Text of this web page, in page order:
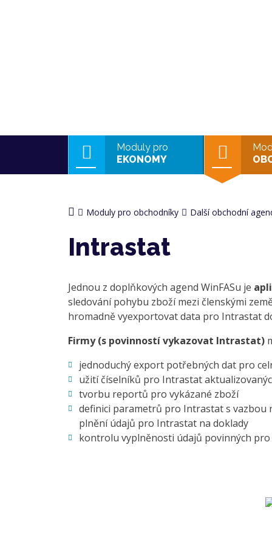
Moduly pro
EKONOMY
Moduly pro obchodníky Další obchodní
Intrastat
Jednou z doplňkových agend WinFASu je
sledování pohybu zboží mezi členskými
hromadně vyexportovat data pro Intrastat
Firmy (s povinností vykazovat Intrastat)
jednoduchý export potřebných dat pro
užití číselníků pro Intrastat
tvorbu reportů pro vykázané zboží
definici parametrů pro Intrastat s vazbou
plnění údajů pro Intrastat na doklady
kontrolu vyplněnosti údajů povinných